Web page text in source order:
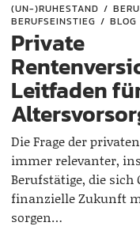
(UN-)RUHESTAND
BERUFSEINSTIEG
BLOG
Private
Leitfaden
Die Frage der
immer relevanter,
Berufstätige, die sich
finanzielle Zukunft
sorgen…